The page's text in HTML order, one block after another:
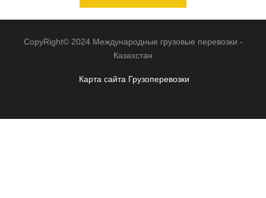
CopyRight© 2024 Международные грузовые перевозки -
Казахстан
Карта сайта Грузоперевозки